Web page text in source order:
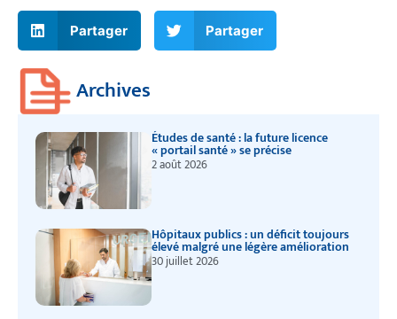
Partager Partager
Archives
Études de santé : la future licence
« portail santé » se précise
2 août 2026
Hôpitaux publics : un déficit toujours
élevé malgré une légère amélioration
30 juillet 2026